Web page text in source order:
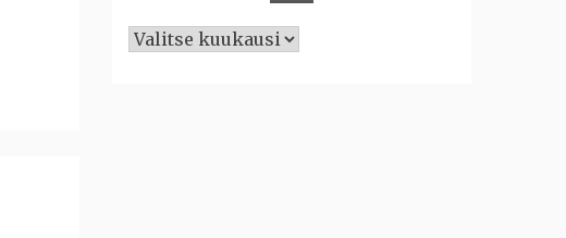
Arkistot